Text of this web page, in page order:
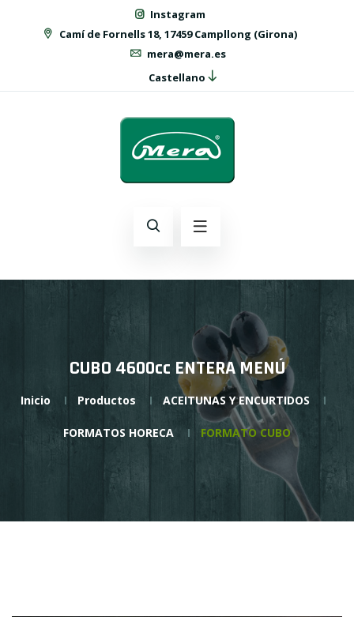
Instagram
Camí de Fornells 18, 17459 Campllong (Girona)
mera@mera.es
Castellano
CUBO 4600cc ENTERA MENÚ
Inicio Productos ACEITUNAS Y ENCURTIDOS
FORMATOS HORECA FORMATO CUBO